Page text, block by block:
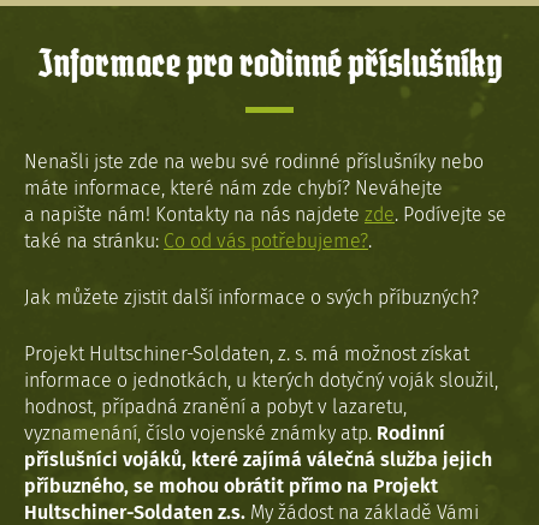
Informace pro rodinné příslušníky
Nenašli jste zde na webu své rodinné příslušníky nebo
máte informace, které nám zde chybí? Neváhejte
a napište nám! Kontakty na nás najdete zde. Podívejte se
také na stránku: Co od vás potřebujeme?.
Jak můžete zjistit další informace o svých příbuzných?
Projekt Hultschiner-Soldaten, z. s. má možnost získat
informace o jednotkách, u kterých dotyčný voják sloužil,
hodnost, případná zranění a pobyt v lazaretu,
vyznamenání, číslo vojenské známky atp. Rodinní
příslušníci vojáků, které zajímá válečná služba jejich
příbuzného, se mohou obrátit přímo na Projekt
Hultschiner-Soldaten z.s. My žádost na základě Vámi